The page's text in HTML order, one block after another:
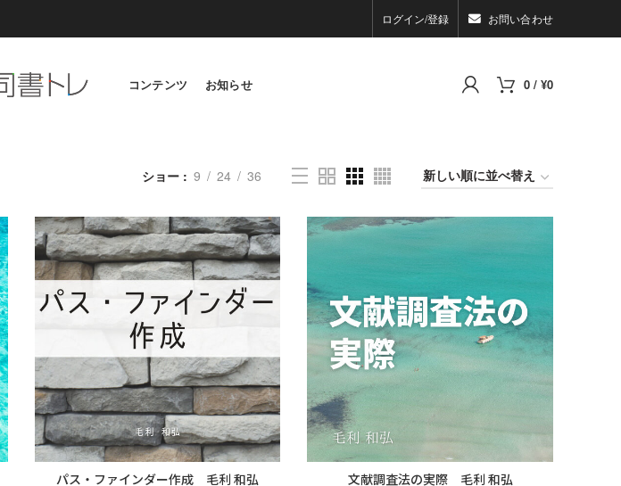
ログイン/登録 お問い合わせ
コンテンツ お知らせ 0 / ¥0
ショー 9 24 36
パス・ファインダー作成 毛利 和弘
文献調査法の実際 毛利 和弘